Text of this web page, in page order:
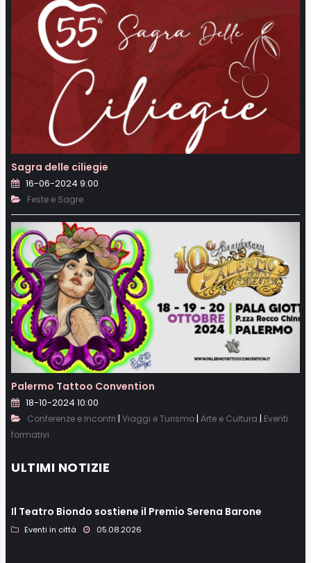
Sagra delle ciliegie
16-06-2024 9:00
Feste e Sagre
Palermo Tattoo Convention
18-10-2024 10:00
Conferenze e Incontri | Viaggi e Turismo| Arte e Cultura | Eventi
formativi
ULTIMI NOTIZIE
Il Teatro Biondo sostiene il Premio Serena Barone
Eventi in città 05.08.2026